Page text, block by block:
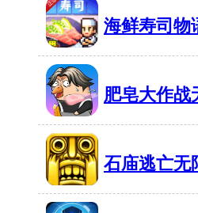
海鲜寿司物
37MB
肥皂大作战
58MB 有1342人在玩
石庙逃亡无
42MB 有951人在玩